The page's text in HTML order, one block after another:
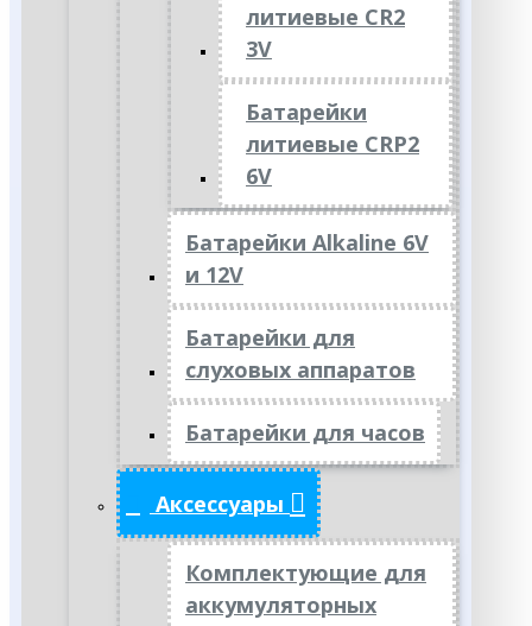
литиевые CR2
3V
Батарейки
литиевые CRP2
6V
Батарейки Alkaline 6V
и 12V
Батарейки для
слуховых аппаратов
Батарейки для часов
Аксессуары
Комплектующие для
аккумуляторных